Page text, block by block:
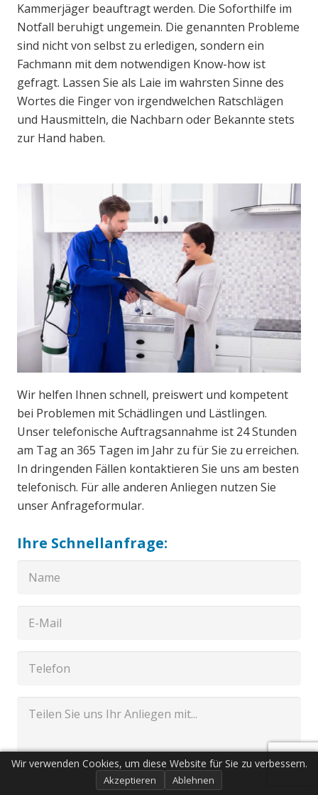
Kammerjäger beauftragt werden. Die Soforthilfe im
Notfall beruhigt ungemein. Die genannten Probleme
sind nicht von selbst zu erledigen, sondern ein
Fachmann mit dem notwendigen Know-how ist
gefragt. Lassen Sie als Laie im wahrsten Sinne des
Wortes die Finger von irgendwelchen Ratschlägen
und Hausmitteln, die Nachbarn oder Bekannte stets
zur Hand haben.
Wir helfen Ihnen schnell, preiswert und kompetent
bei Problemen mit Schädlingen und Lästlingen.
Unser telefonische Auftragsannahme ist 24 Stunden
am Tag an 365 Tagen im Jahr zu für Sie zu erreichen.
In dringenden Fällen kontaktieren Sie uns am besten
telefonisch. Für alle anderen Anliegen nutzen Sie
unser Anfrageformular.
Ihre Schnellanfrage:
Wir verwenden Cookies, um diese Website für Sie zu verbessern.
Akzeptieren Ablehnen